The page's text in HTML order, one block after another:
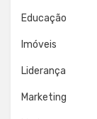
Educação
Imóveis
Liderança
Marketing